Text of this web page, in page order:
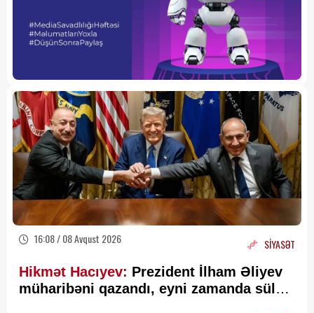
16:08 / 08 Avqust 2026 SİYASƏT
Hikmət Hacıyev: Prezident İlham Əliyev
müharibəni qazandı, eyni zamanda sülhü